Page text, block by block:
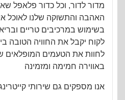
מדור לדור, וכל כדור פלאפל
האהבה והתשוקה שלנו לאוכל
בשימוש במרכיבים טריים
לקוח יקבל את החוויה הטובה
לחוות את הטעמים המופלאים
באווירה חמימה ומזמינה
אנו מספקים גם שירותי